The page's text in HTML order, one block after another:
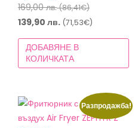
169,00лв.(86,41€)Original
price
was:
139,90 лв. (71,53€)
цена
139,90 лв.
ДОБАВЯНЕ В
КОЛИЧКАТА
Разпродажба!